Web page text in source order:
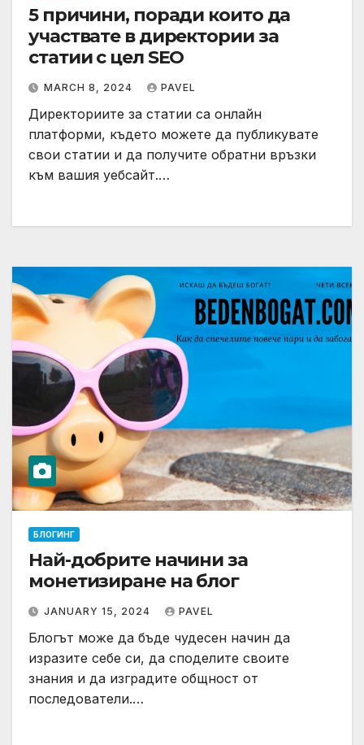
5 причини, поради които да
участвате в директории за
статии с цел SEO
MARCH 8, 2024 PAVEL
Директориите за статии са онлайн
платформи, където можете да публикувате
свои статии и да получите обратни връзки
към вашия уебсайт.…
БЛОГИНГ
Най-добрите начини за
монетизиране на блог
JANUARY 15, 2024 PAVEL
Блогът може да бъде чудесен начин да
изразите себе си, да споделите своите
знания и да изградите общност от
последователи.…